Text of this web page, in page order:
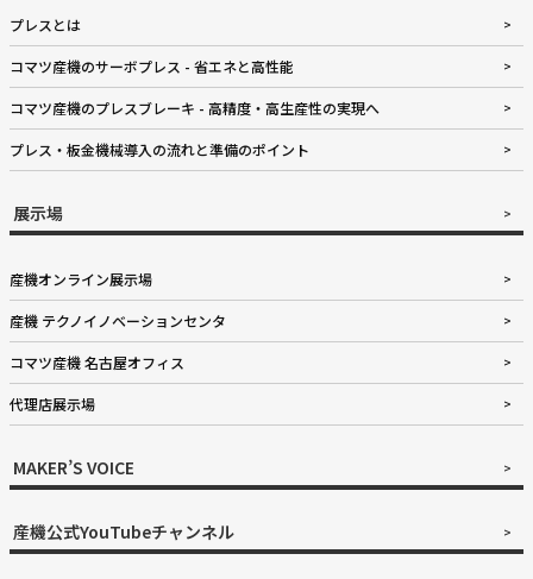
プレスとは
コマツ産機のサーボプレス - 省エネと高性能
コマツ産機のプレスブレーキ - 高精度・高生産性の実現へ
プレス・板金機械導入の流れと準備のポイント
展示場
産機オンライン展示場
産機 テクノイノベーションセンタ
コマツ産機 名古屋オフィス
代理店展示場
MAKER’S VOICE
産機公式YouTubeチャンネル